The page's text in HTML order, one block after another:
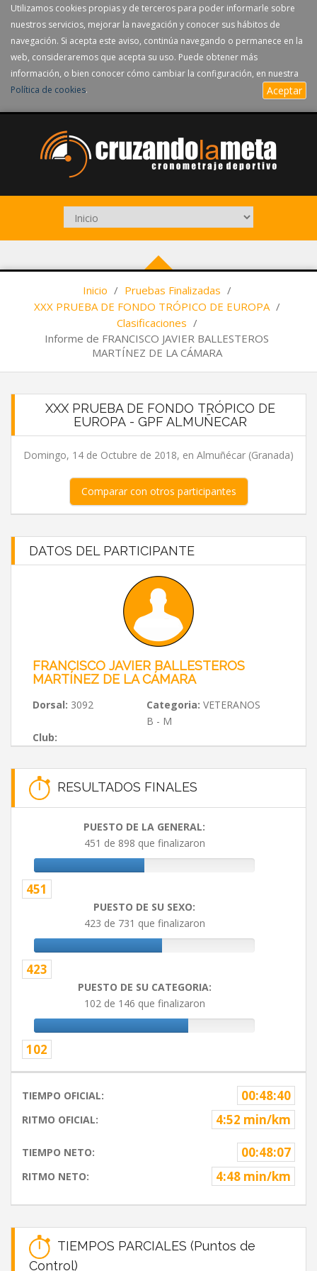
Utilizamos cookies propias y de terceros para poder informarle sobre
nuestros servicios, mejorar la navegación y conocer sus hábitos de
navegación. Si acepta este aviso, continúa navegando o permanece en la
web, consideraremos que acepta su uso. Puede obtener más
información, o bien conocer cómo cambiar la configuración, en nuestra
Política de cookies. Aceptar
Inicio / Pruebas Finalizadas /
XXX PRUEBA DE FONDO TRÓPICO DE EUROPA /
Clasificaciones /
Informe de FRANCISCO JAVIER BALLESTEROS
MARTÍNEZ DE LA CÁMARA
XXX PRUEBA DE FONDO TRÓPICO DE
EUROPA - GPF ALMUÑECAR
Domingo, 14 de Octubre de 2018, en Almuñécar (Granada)
Comparar con otros participantes
DATOS DEL PARTICIPANTE
FRANCISCO JAVIER BALLESTEROS
MARTÍNEZ DE LA CÁMARA
Dorsal: 3092 Categoria: VETERANOS
B - M
Club:
RESULTADOS FINALES
PUESTO DE LA GENERAL:
451 de 898 que finalizaron
451
PUESTO DE SU SEXO:
423 de 731 que finalizaron
423
PUESTO DE SU CATEGORIA:
102 de 146 que finalizaron
102
TIEMPO OFICIAL: 00:48:40
RITMO OFICIAL: 4:52 min/km
TIEMPO NETO: 00:48:07
RITMO NETO: 4:48 min/km
TIEMPOS PARCIALES (Puntos de
Control)